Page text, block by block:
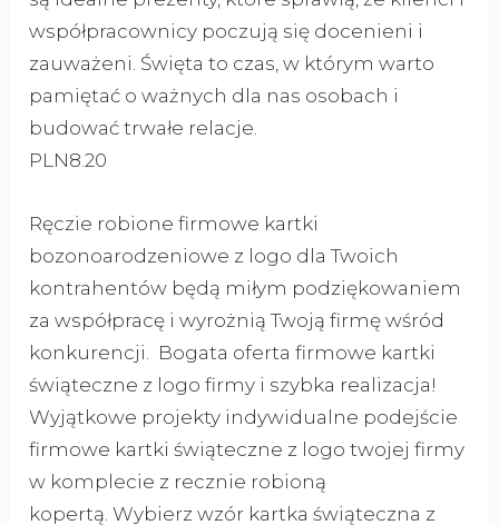
współpracownicy poczują się docenieni i
zauważeni. Święta to czas, w którym warto
pamiętać o ważnych dla nas osobach i
budować trwałe relacje.
PLN8.20
Ręczie robione firmowe kartki
bozonoarodzeniowe z logo dla Twoich
kontrahentów będą miłym podziękowaniem
za współpracę i wyrożnią Twoją firmę wśród
konkurencji. Bogata oferta firmowe kartki
świąteczne z logo firmy i szybka realizacja!
Wyjątkowe projekty indywidualne podejście
firmowe kartki świąteczne z logo twojej firmy
w komplecie z recznie robioną
kopertą. Wybierz wzór kartka świąteczna z